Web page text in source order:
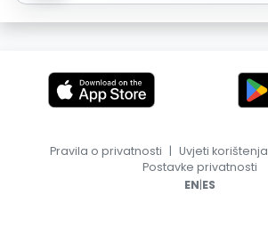
Pravila o privatnosti | Uvjeti korištenja
Postavke privatnosti
EN|ES